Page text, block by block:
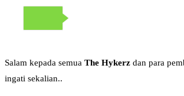
Salam kepada semua The Hykerz dan para
ingati sekalian..